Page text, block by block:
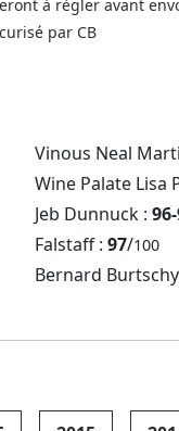
à régler avant
par CB
Vinous Neal
Wine Palate Lisa
Jeb Dunnuck :
Falstaff : 97/100
Bernard